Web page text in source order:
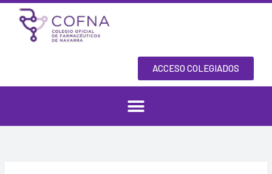
Skip
content
ACCESO COLEGIADOS